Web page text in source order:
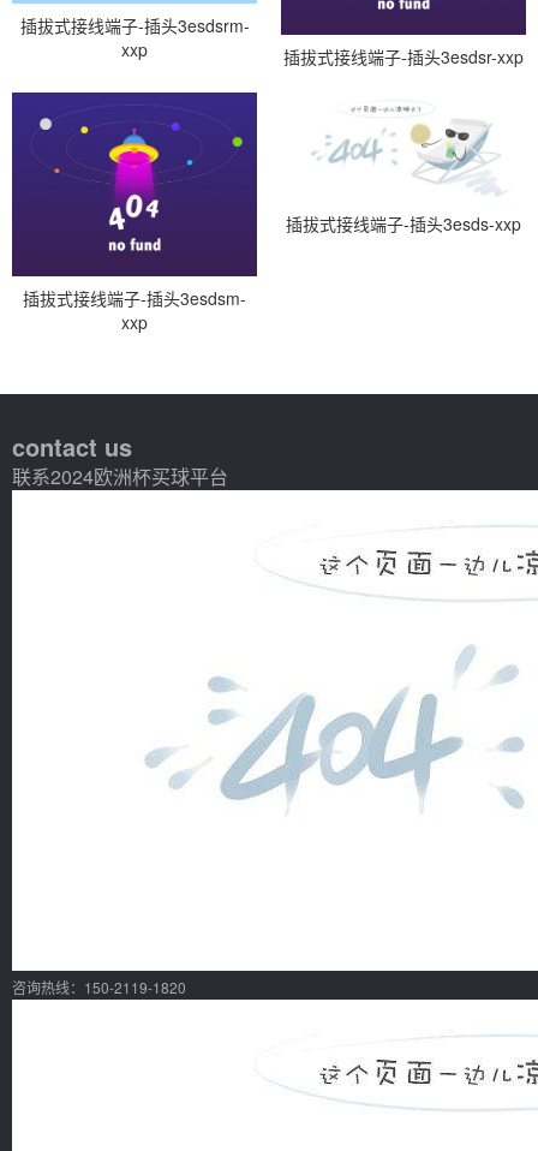
插拔式接线端子-插头3esdsrm-
xxp
插拔式接线端子-插头3esdsr-xxp
插拔式接线端子-插头3esdsm-
xxp
插拔式接线端子-插头3esds-xxp
contact us
联系2024欧洲杯买球平台
咨询热线：150-2119-1820